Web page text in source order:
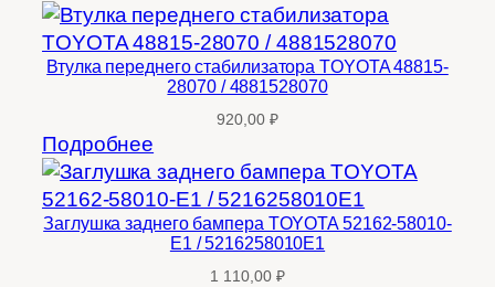
Втулка переднего стабилизатора TOYOTA 48815-
28070 / 4881528070
920,00 ₽
Подробнее
Заглушка заднего бампера TOYOTA 52162-58010-
E1 / 5216258010E1
1 110,00 ₽